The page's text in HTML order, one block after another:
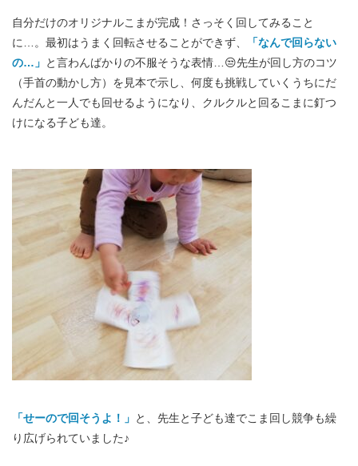
自分だけのオリジナルこまが完成！さっそく回してみること
に…。最初はうまく回転させることができず、
「なんで回らない
の…」 と言わんばかりの不服そうな表情…😒先生が回し方のコツ
（手首の動かし方）を見本で示し、何度も挑戦していくうちにだ
んだんと一人でも回せるようになり、クルクルと回るこまに釘つ
けになる子ども達。
「せーので回そうよ！」 と、先生と子ども達でこま回し競争も繰
り広げられていました♪